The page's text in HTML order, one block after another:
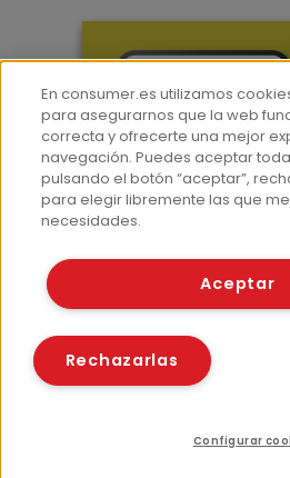
Prensa
Corpus Lingüístico
© Fundación
Políticas de
En consumer.es utilizamos
para asegurarnos que la web
correcta y ofrecerte una mejor
navegación. Puedes aceptar
pulsando el botón “aceptar”,
para elegir libremente las que
necesidades.
Aceptar
Rechazarlas
Configurar